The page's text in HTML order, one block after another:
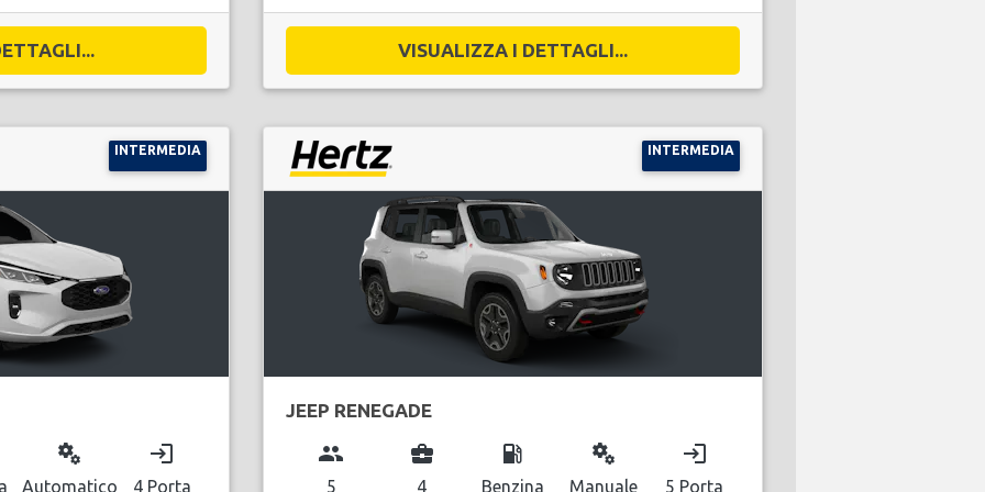
VISUALIZZA I DETTAGLI...
INTERMEDIA
miscellaneous_services
Automatico
login
4 Porta
INTERMEDIA
JEEP RENEGADE
group
5
business_center
4
local_gas_station
Benzina
miscellaneous_services
Manuale
login
5 Porta